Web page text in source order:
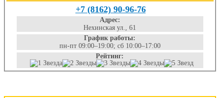
+7 (8162) 90-96-76
Адрес:
Нехинская ул., 61
График работы:
пн-пт 09:00–19:00; сб 10:00–17:00
Рейтинг: